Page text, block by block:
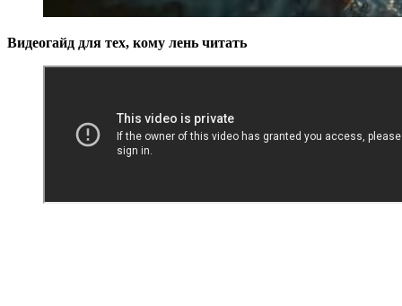
Видеогайд для тех, кому лень читать